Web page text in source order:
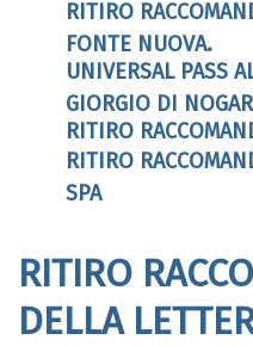
RITIRO
FONTE NUOVA.
UNIVERSAL PASS
GIORGIO DI
RITIRO
RITIRO
SPA
RITIRO
DELLA